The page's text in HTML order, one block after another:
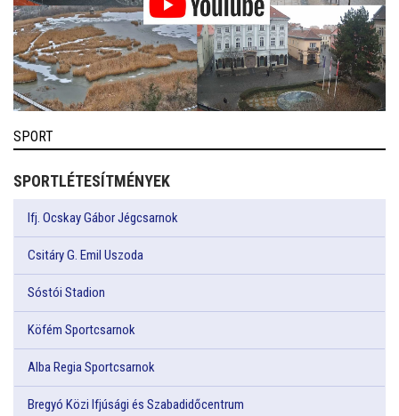
SPORT
SPORTLÉTESÍTMÉNYEK
Ifj. Ocskay Gábor Jégcsarnok
Csitáry G. Emil Uszoda
Sóstói Stadion
Köfém Sportcsarnok
Alba Regia Sportcsarnok
Bregyó Közi Ifjúsági és Szabadidőcentrum